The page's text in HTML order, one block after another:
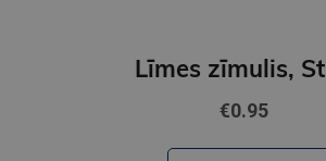
€0.95